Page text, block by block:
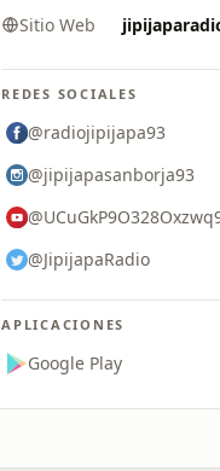
Sitio Web
REDES SOCIALES
@radiojipijapa93
@jipijapasanborja93
@JipijapaRadio
APLICACIONES
Google Play